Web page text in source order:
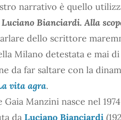
narrativo è quello
Bianciardi. Alla
dello scrittore
Milano detestata e mai
da far saltare con la
vita agra.
Gaia Manzini nasce nel
da Luciano Bianciardi